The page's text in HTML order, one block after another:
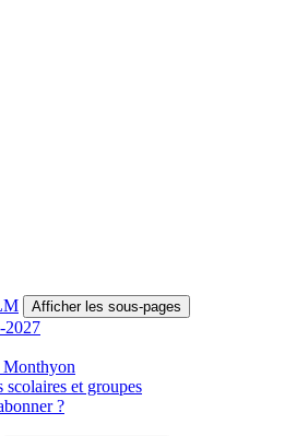
Afficher les sous-pages
2027
Monthyon
scolaires et groupes
?